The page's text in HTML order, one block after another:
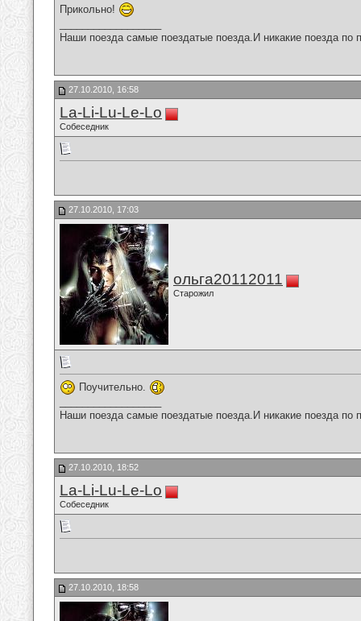
Прикольно!
Наши поезда самые поездатые поезда.И никакие поезда по
27.10.2010, 16:58
La-Li-Lu-Le-Lo
Собеседник
27.10.2010, 17:03
ольга20112011
Старожил
Поучительно.
Наши поезда самые поездатые поезда.И никакие поезда по
27.10.2010, 18:52
La-Li-Lu-Le-Lo
Собеседник
27.10.2010, 18:58